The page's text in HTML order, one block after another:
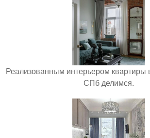
Реализованным интерьером квартиры
СПб делимся.